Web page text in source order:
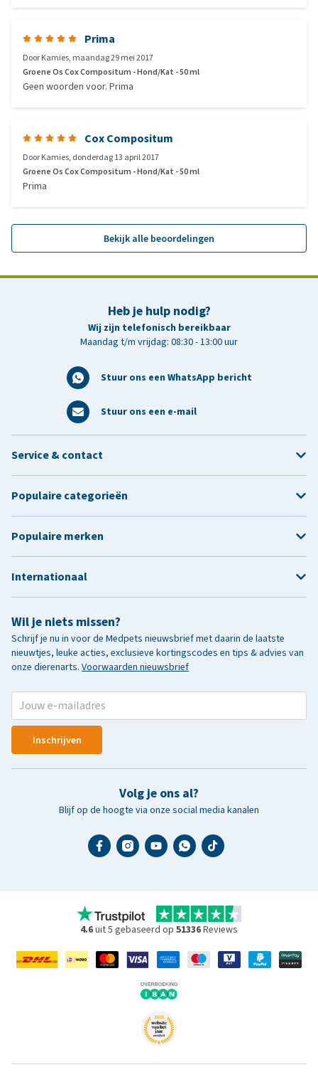
Prima
DoorKamies, maandag 29 mei 2017
Groene Os Cox Compositum - Hond/Kat - 50 ml
Geen woorden voor. Prima
Cox Compositum
DoorKamies, donderdag 13 april 2017
Groene Os Cox Compositum - Hond/Kat - 50 ml
Prima
Bekijk alle beoordelingen
Heb je hulp nodig?
Wij zijn telefonisch bereikbaar
Maandag t/m vrijdag: 08:30 - 13:00 uur
Stuur ons een WhatsApp bericht
Stuur ons een e-mail
Wil je niets missen?
Schrijf je nu in voor de Medpets nieuwsbrief met daarin de laatste
nieuwtjes, leuke acties, exclusieve kortingscodes en tips & advies van
onze dierenarts. Voorwaarden nieuwsbrief
Inschrijven
Volg je ons al?
Blijf op de hoogte via onze social media kanalen
Service & contact
Populaire categorieën
Populaire merken
Internationaal
4.6uit 5 gebaseerd op 51336Reviews